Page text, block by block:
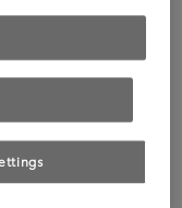
weiter.
nicht gefunden